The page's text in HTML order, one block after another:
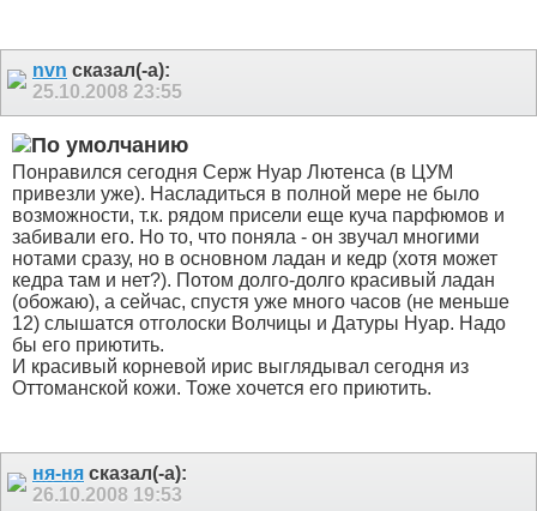
nvn сказал(-а):
25.10.2008 23:55
Понравился сегодня Серж Нуар Лютенса (в ЦУМ
привезли уже). Насладиться в полной мере не было
возможности, т.к. рядом присели еще куча парфюмов и
забивали его. Но то, что поняла - он звучал многими
нотами сразу, но в основном ладан и кедр (хотя может
кедра там и нет?). Потом долго-долго красивый ладан
(обожаю), а сейчас, спустя уже много часов (не меньше
12) слышатся отголоски Волчицы и Датуры Нуар. Надо
бы его приютить.
И красивый корневой ирис выглядывал сегодня из
Оттоманской кожи. Тоже хочется его приютить.
ня-ня сказал(-а):
26.10.2008 19:53